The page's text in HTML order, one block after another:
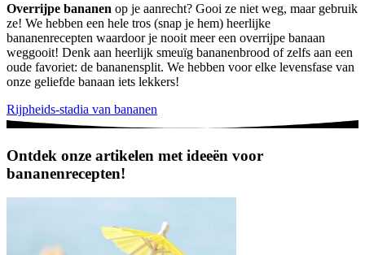
Overrijpe bananen op je aanrecht? Gooi ze niet weg, maar gebruik
ze! We hebben een hele tros (snap je hem) heerlijke
bananenrecepten waardoor je nooit meer een overrijpe banaan
weggooit! Denk aan heerlijk smeuïg bananenbrood of zelfs aan een
oude favoriet: de bananensplit. We hebben voor elke levensfase van
onze geliefde banaan iets lekkers!
Rijpheids-stadia van bananen
Ontdek onze artikelen met ideeën voor
bananenrecepten!